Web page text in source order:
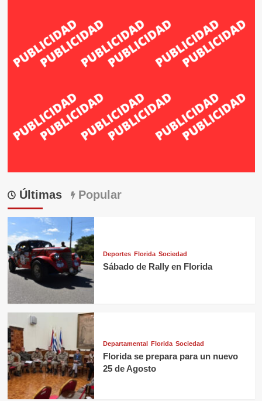
Últimas Popular
Deportes Florida Sociedad
Sábado de Rally en Florida
Departamental Florida Sociedad
Florida se prepara para un nuevo
25 de Agosto